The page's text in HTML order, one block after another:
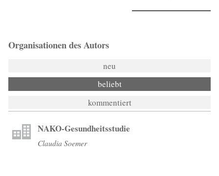
Organisationen des Autors
neu
beliebt
kommentiert
NAKO-Gesundheitsstudie
Claudia Soemer